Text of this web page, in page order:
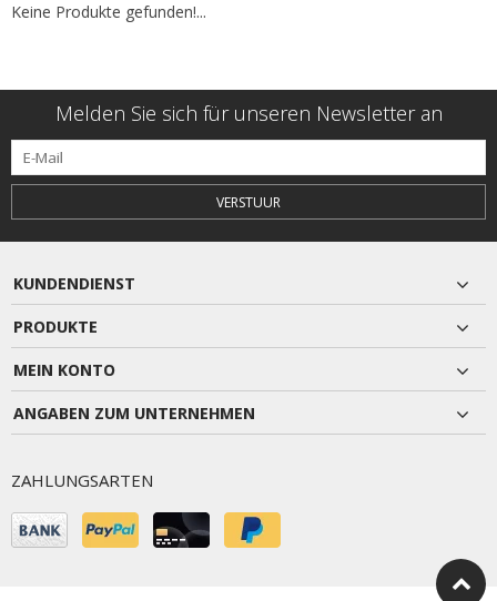
Keine Produkte gefunden!...
Melden Sie sich für unseren Newsletter an
VERSTUUR
KUNDENDIENST
PRODUKTE
MEIN KONTO
ANGABEN ZUM UNTERNEHMEN
ZAHLUNGSARTEN